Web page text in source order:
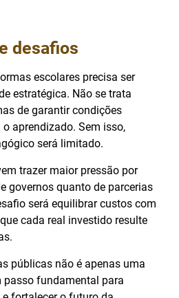
desafios
escolares precisa ser
estratégica. Não se trata
de garantir condições
aprendizado. Sem isso,
será limitado.
trazer maior pressão por
governos quanto de parcerias
será equilibrar custos com
cada real investido resulte
públicas não é apenas uma
passo fundamental para